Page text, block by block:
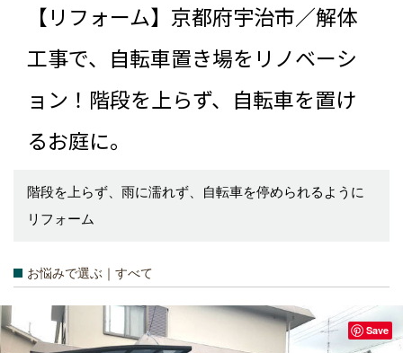
【リフォーム】京都府宇治市／解体
工事で、自転車置き場をリノベーシ
ョン！階段を上らず、自転車を置け
るお庭に。
階段を上らず、雨に濡れず、自転車を停められるように
リフォーム
お悩みで選ぶ｜すべて
Save